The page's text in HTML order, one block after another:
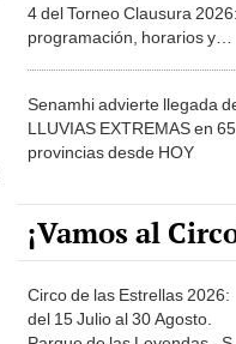
4 del Torneo Clausura 2026:
programación, horarios y
Senamhi advierte llegada
LLUVIAS EXTREMAS en 65
provincias desde HOY
¡Vamos al
Circo de las Estrellas 2026:
del 15 Julio al 30 Agosto.